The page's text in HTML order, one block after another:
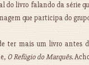
livro falando da série
que participa do
ter mais um livro antes
O Refúgio do Marquês.